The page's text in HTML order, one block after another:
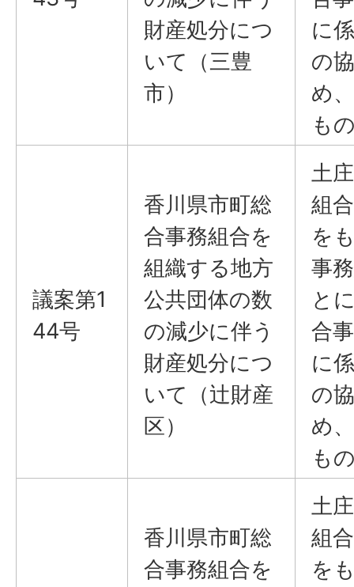
財産処分につ
いて（三豊
市）
に
の
め
も
議案第1
44号
香川県市町総
合事務組合を
組織する地方
公共団体の数
の減少に伴う
財産処分につ
いて（辻財産
区）
土
組
を
事
と
合
に
の
め
も
香川県市町総
合事務組合を
土
組
を